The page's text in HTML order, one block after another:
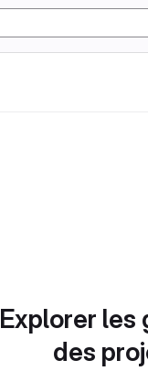
Explorer les
des